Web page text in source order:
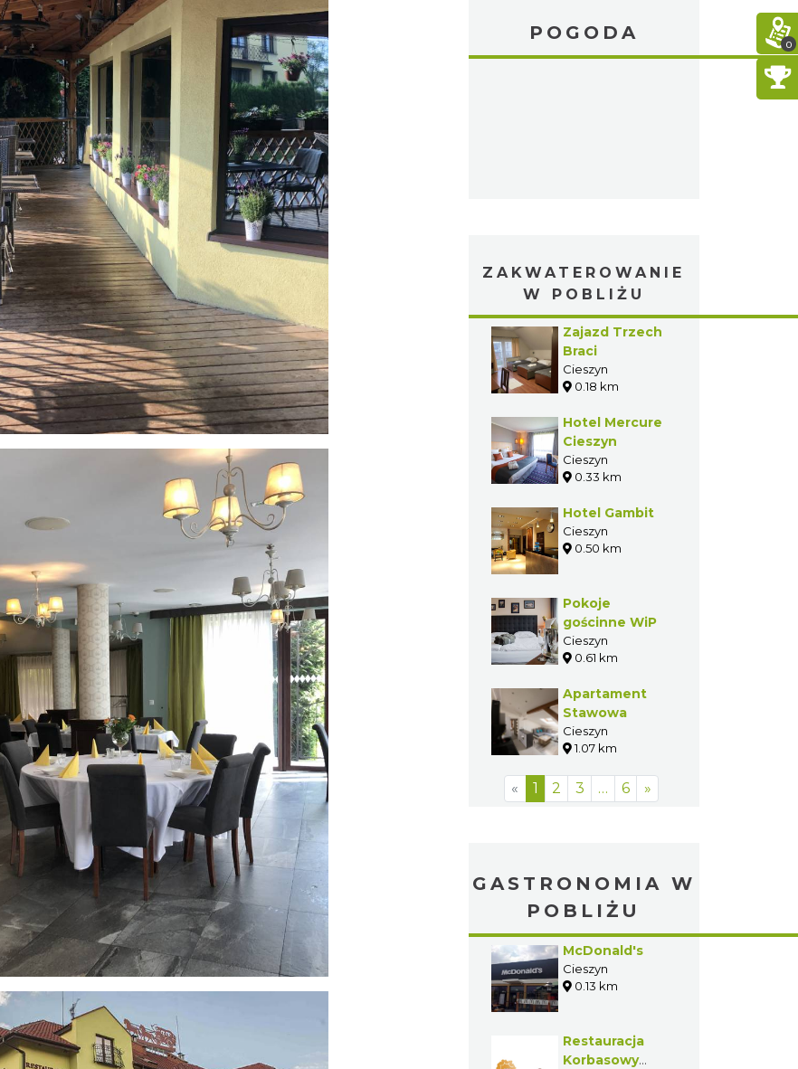
POGODA
ZAKWATEROWANIE
W POBLIŻU
Zajazd Trzech
Braci
Cieszyn
0.18 km
Hotel Mercure
Cieszyn
Cieszyn
0.33 km
Hotel Gambit
Cieszyn
0.50 km
Pokoje
gościnne WiP
Cieszyn
0.61 km
Apartament
Stawowa
Cieszyn
1.07 km
« 1 2 3 … 6 »
GASTRONOMIA W
POBLIŻU
McDonald's
Cieszyn
0.13 km
Restauracja
Korbasowy
0